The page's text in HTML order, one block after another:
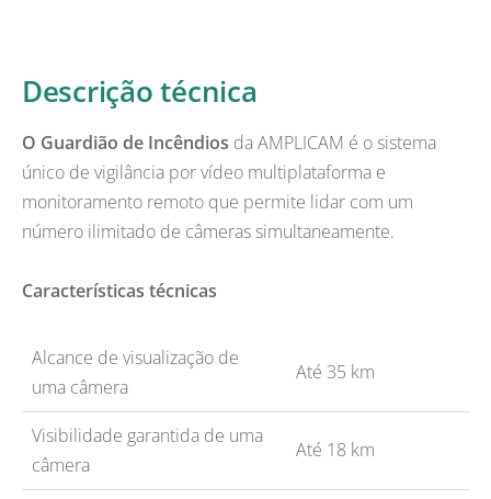
Descrição técnica
O Guardião de Incêndios da AMPLICAM é o sistema
único de vigilância por vídeo multiplataforma e
monitoramento remoto que permite lidar com um
número ilimitado de câmeras simultaneamente.
Características técnicas
Alcance de visualização de
uma câmera
Até 35 km
Visibilidade garantida de uma
câmera
Até 18 km